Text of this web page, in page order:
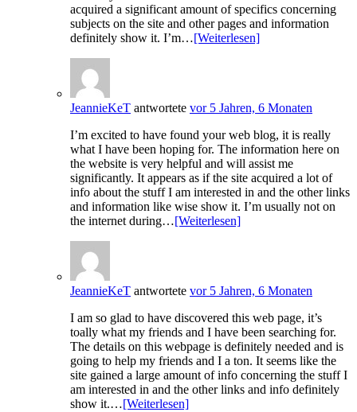
acquired a significant amount of specifics concerning
subjects on the site and other pages and information
definitely show it. I’m…[Weiterlesen]
JeannieKeT antwortete vor 5 Jahren, 6 Monaten
I’m excited to have found your web blog, it is really
what I have been hoping for. The information here on
the website is very helpful and will assist me
significantly. It appears as if the site acquired a lot of
info about the stuff I am interested in and the other links
and information like wise show it. I’m usually not on
the internet during…[Weiterlesen]
JeannieKeT antwortete vor 5 Jahren, 6 Monaten
I am so glad to have discovered this web page, it’s
toally what my friends and I have been searching for.
The details on this webpage is definitely needed and is
going to help my friends and I a ton. It seems like the
site gained a large amount of info concerning the stuff I
am interested in and the other links and info definitely
show it.…[Weiterlesen]